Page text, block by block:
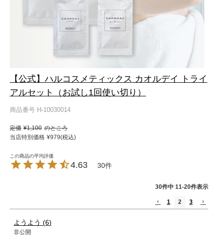
【公式】ハルコスメティックス カオルデイ トライ
アルセット（お試し1回使い切り）
商品番号 H-10030014
定価 ¥1,100 のところ
当店特別価格 ¥979 税込
4.63 30
30件中 11-20件表示
1 2 3
ようよう 6
非公開